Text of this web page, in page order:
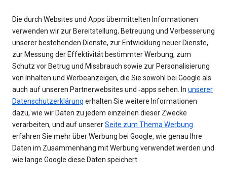
Die durch Websites und Apps übermittelten Informationen
verwenden wir zur Bereitstellung, Betreuung und Verbesserung
unserer bestehenden Dienste, zur Entwicklung neuer Dienste,
zur Messung der Effektivität bestimmter Werbung, zum
Schutz vor Betrug und Missbrauch sowie zur Personalisierung
von Inhalten und Werbeanzeigen, die Sie sowohl bei Google als
auch auf unseren Partnerwebsites und ‑apps sehen. In unserer
Datenschutzerklärung erhalten Sie weitere Informationen
dazu, wie wir Daten zu jedem einzelnen dieser Zwecke
verarbeiten, und auf unsererSeite zum Thema Werbung
erfahren Sie mehr über Werbung bei Google, wie genau Ihre
Daten im Zusammenhang mit Werbung verwendet werden und
wie lange Google diese Daten speichert.